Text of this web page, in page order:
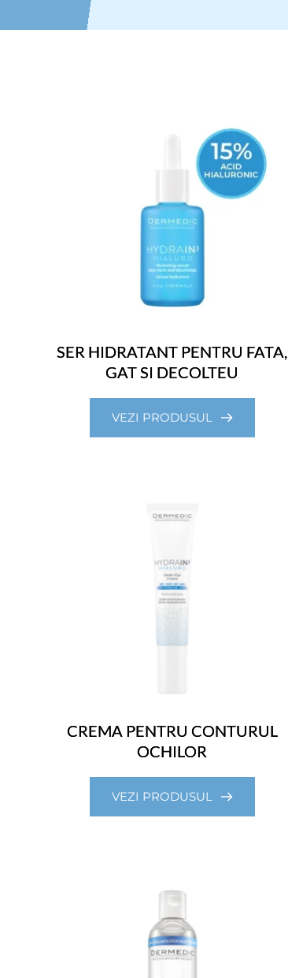
SER HIDRATANT PENTRU FATA,
GAT SI DECOLTEU
VEZI PRODUSUL
CREMA PENTRU CONTURUL
OCHILOR
VEZI PRODUSUL